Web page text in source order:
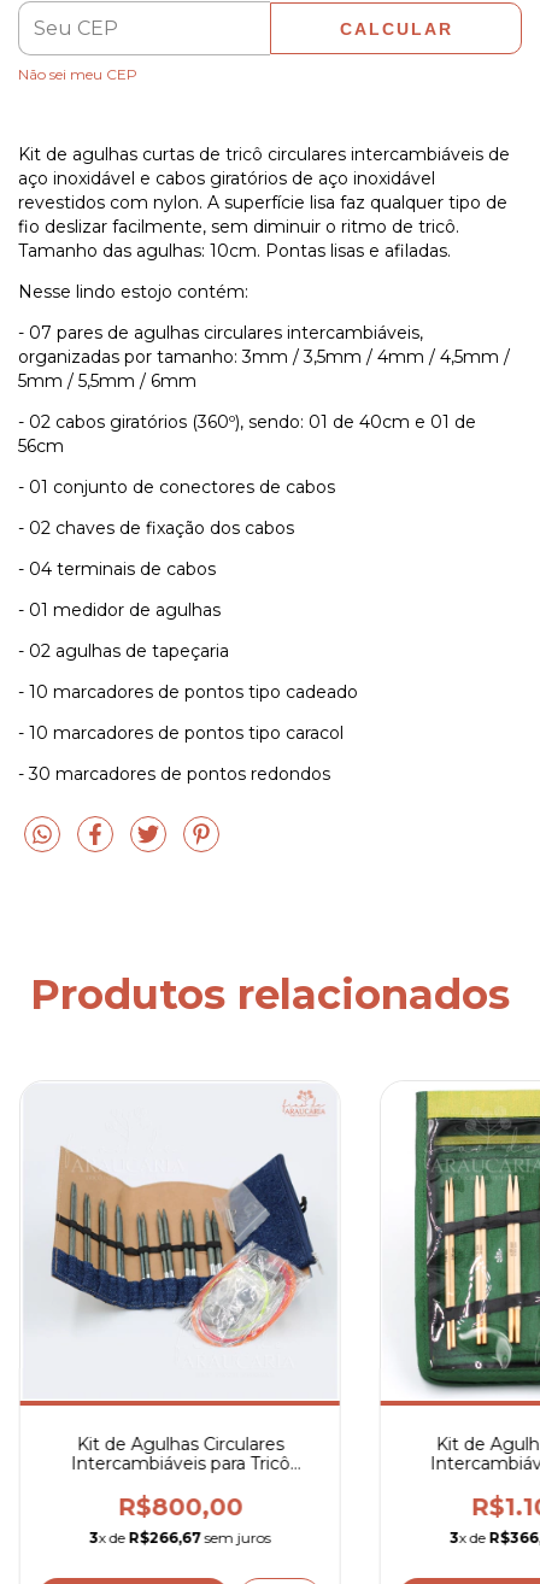
CALCULAR
Não sei meu CEP
Kit de agulhas curtas de tricô circulares intercambiáveis de
aço inoxidável e cabos giratórios de aço inoxidável
revestidos com nylon. A superfície lisa faz qualquer tipo de
fio deslizar facilmente, sem diminuir o ritmo de tricô.
Tamanho das agulhas: 10cm. Pontas lisas e afiladas.
Nesse lindo estojo contém:
- 07 pares de agulhas circulares intercambiáveis,
organizadas por tamanho: 3mm / 3,5mm / 4mm / 4,5mm /
5mm / 5,5mm / 6mm
- 02 cabos giratórios (360º), sendo: 01 de 40cm e 01 de
56cm
- 01 conjunto de conectores de cabos
- 02 chaves de fixação dos cabos
- 04 terminais de cabos
- 01 medidor de agulhas
- 02 agulhas de tapeçaria
- 10 marcadores de pontos tipo cadeado
- 10 marcadores de pontos tipo caracol
- 30 marcadores de pontos redondos
Produtos relacionados
Kit de Agulhas Circulares
Intercambiáveis para Tricô
R$800,00
3x de R$266,67sem juros
Kit de
3x de